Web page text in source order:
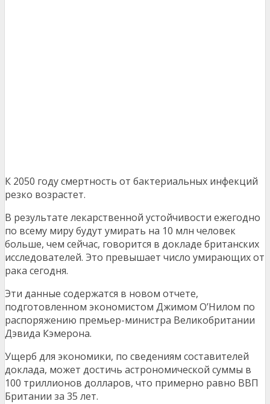
К 2050 году смертность от бактериальных инфекций
резко возрастет.
В результате лекарственной устойчивости ежегодно
по всему миру будут умирать на 10 млн человек
больше, чем сейчас, говорится в докладе британских
исследователей. Это превышает число умирающих от
рака сегодня.
Эти данные содержатся в новом отчете,
подготовленном экономистом Джимом О’Нилом по
распоряжению премьер-министра Великобритании
Дэвида Кэмерона.
Ущерб для экономики, по сведениям составителей
доклада, может достичь астрономической суммы в
100 триллионов долларов, что примерно равно ВВП
Британии за 35 лет.